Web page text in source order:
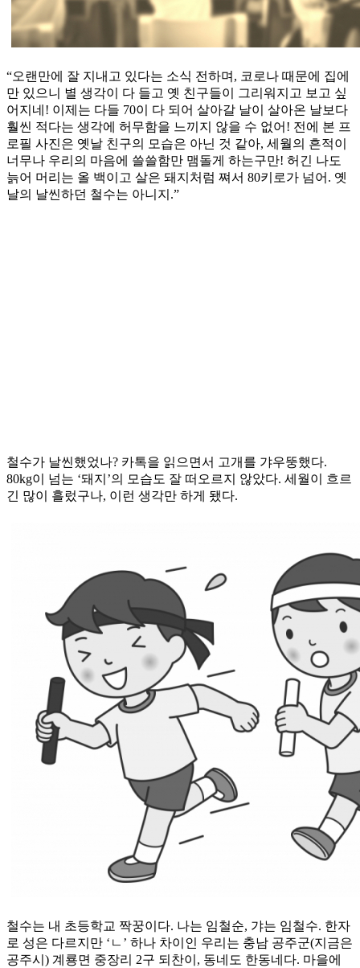
“오랜만에 잘 지내고 있다는 소식 전하며, 코로나 때문에 집에
만 있으니 별 생각이 다 들고 옛 친구들이 그리워지고 보고 싶
어지네! 이제는 다들 70이 다 되어 살아갈 날이 살아온 날보다
훨씬 적다는 생각에 허무함을 느끼지 않을 수 없어! 전에 본 프
로필 사진은 옛날 친구의 모습은 아닌 것 같아, 세월의 흔적이
너무나 우리의 마음에 쓸쓸함만 맴돌게 하는구만! 허긴 나도
늙어 머리는 올 백이고 살은 돼지처럼 쪄서 80키로가 넘어. 옛
날의 날씬하던 철수는 아니지.”
철수가 날씬했었나? 카톡을 읽으면서 고개를 갸우뚱했다.
80kg이 넘는 ‘돼지’의 모습도 잘 떠오르지 않았다. 세월이 흐르
긴 많이 흘렀구나, 이런 생각만 하게 됐다.
철수는 내 초등학교 짝꿍이다. 나는 임철순, 갸는 임철수. 한자
로 성은 다르지만 ‘ㄴ’ 하나 차이인 우리는 충남 공주군(지금은
공주시) 계룡면 중장리 2구 되찬이, 동네도 한동네다. 마을에